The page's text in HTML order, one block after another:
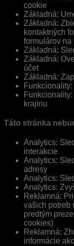
cookie
Základná:
Základná:
kontaktných
formulárov na
Základná:
Základná:
účet
Základná:
krajinu
Táto stránka
Analytics:
interakcie
Analytics:
adresy
Analytics:
Analytics:
Reklamná:
vašich potreb
predtým
cookies)
Reklamná:
informácie